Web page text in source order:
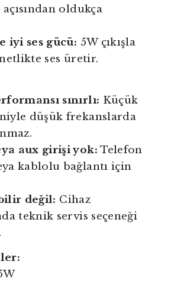
oldukça
iyi ses gücü: 5W çıkışla
ses üretir.
sınırlı: Küçük
düşük frekanslarda
aux girişi yok: Telefon
kablolu bağlantı için
değil: Cihaz
teknik servis seçeneği